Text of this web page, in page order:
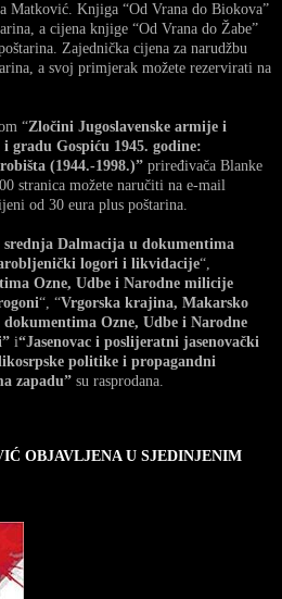
Matković. Knjiga “Od Vrana do Biokova”
a cijena knjige “Od Vrana do Žabe”
Zajednička cijena za narudžbu
a svoj primjerak možete rezervirati na
“Zločini Jugoslavenske armije i
gradu Gospiću 1945. godine:
(1944.-1998.)” priređivača Blanke
stranica možete naručiti na e-mail
od 30 eura plus poštarina.
Dalmacija u dokumentima
logori i likvidacije“,
Ozne, Udbe i Narodne milicije
“, “Vrgorska krajina, Makarsko
Ozne, Udbe i Narodne
i“Jasenovac i poslijeratni jasenovački
politike i propagandni
zapadu” su rasprodana.
OBJAVLJENA U SJEDINJENIM